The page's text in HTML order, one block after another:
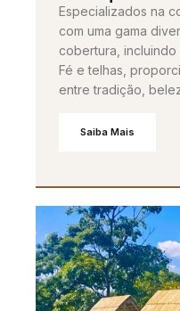
Especializados na
com uma gama
cobertura, incluindo
Fé e telhas,
entre tradição,
Saiba Mais